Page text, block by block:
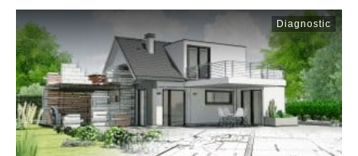
Diagnostic